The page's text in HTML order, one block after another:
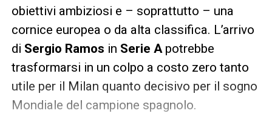
obiettivi ambiziosi e – soprattutto – una
cornice europea o da alta classifica. L’arrivo
di Sergio Ramos in Serie Apotrebbe
trasformarsi in un colpo a costo zero tanto
utile per il Milan quanto decisivo per il sogno
Mondiale del campione spagnolo.